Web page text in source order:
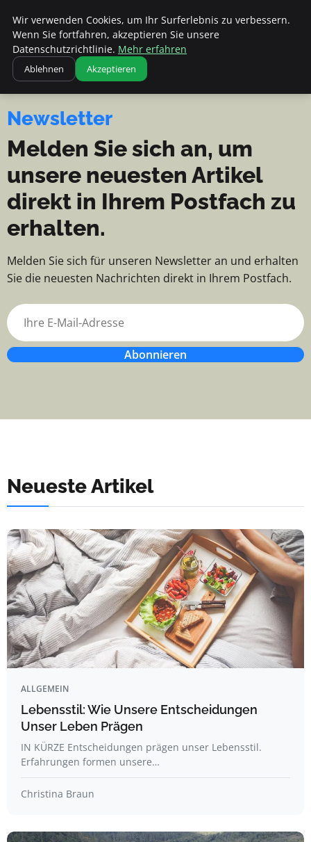
Apemania Shop - Nachrichten,
Apemania Shop
NACHRICHTEN, TIPPS UND
EINBLICKE
Newsletter
Melden Sie sich an, um
unsere neuesten Artikel
direkt in Ihrem Postfach zu
erhalten.
Melden Sie sich für unseren Newsletter an und erhalten
Sie die neuesten Nachrichten direkt in Ihrem Postfach.
Abonnieren
Neueste Artikel
ALLGEMEIN
Lebensstil: Wie Unsere Entscheidungen
Unser Leben Prägen
IN KÜRZE Entscheidungen prägen unser Lebensstil.
Erfahrungen formen unsere…
Christina Braun
Wir verwenden Cookies, um Ihr Surferlebnis zu verbessern.
Wenn Sie fortfahren, akzeptieren Sie unsere
Datenschutzrichtlinie. Mehr erfahren
Ablehnen Akzeptieren